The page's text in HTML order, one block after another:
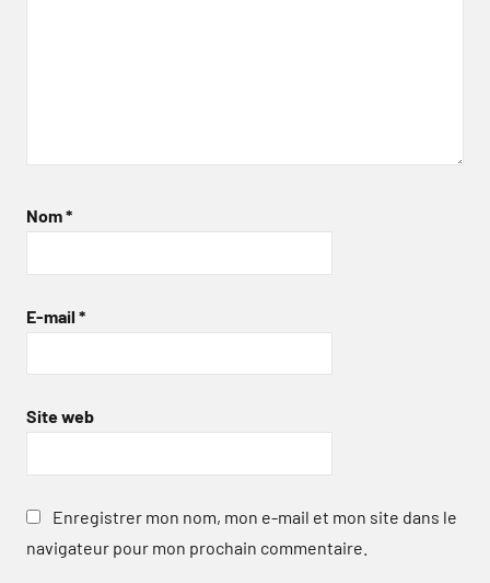
Nom*
E-mail *
Site web
Enregistrer mon nom, mon e-mail et mon site dans le
navigateur pour mon prochain commentaire.